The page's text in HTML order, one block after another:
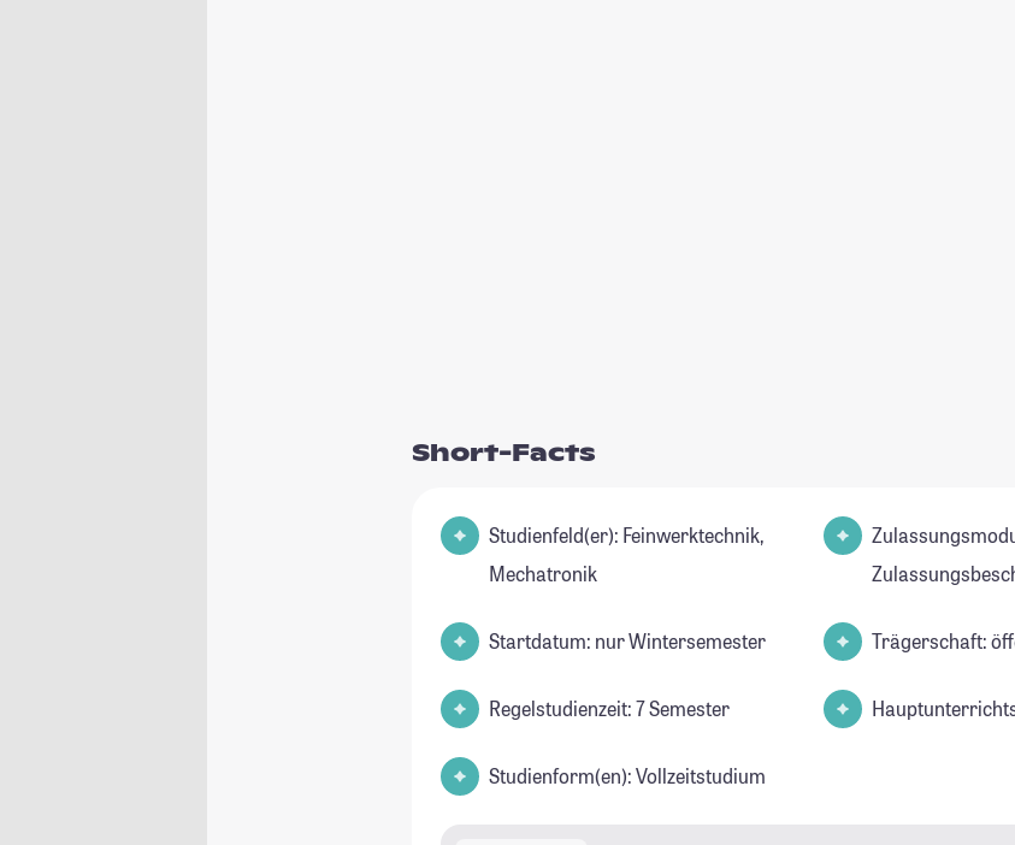
Short-Facts
Studienfeld(er): Feinwerktechnik,
Mechatronik
Startdatum: nur Wintersemester
Regelstudienzeit: 7 Semester
Studienform(en): Vollzeitstudium
Trägerschaft: